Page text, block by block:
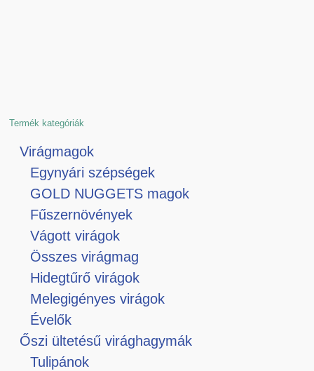
Termék kategóriák
Virágmagok
Egynyári szépségek
GOLD NUGGETS magok
Fűszernövények
Vágott virágok
Összes virágmag
Hidegtűrő virágok
Melegigényes virágok
Évelők
Őszi ültetésű virághagymák
Tulipánok